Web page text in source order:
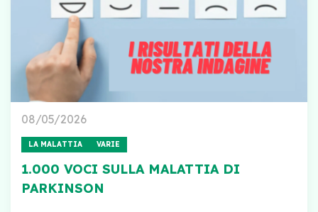
08/05/2026
LA MALATTIA VARIE
1.000 VOCI SULLA MALATTIA DI
PARKINSON